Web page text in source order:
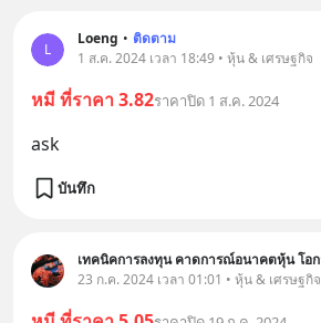
L
Loeng • ติดตาม
1 ส.ค. 2024 เวลา 18:49 • หุ้น & เศรษฐกิจ
หมี ที่ราคา 3.82ราคาปิด 1 ส.ค. 2024
ask
บันทึก
23 ก.ค. 2024 เวลา 01:01 • หุ้น & เศรษฐกิจ